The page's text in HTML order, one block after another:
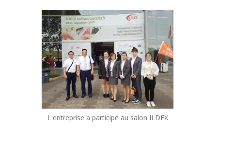
L'entreprise a participé au salon ILDEX